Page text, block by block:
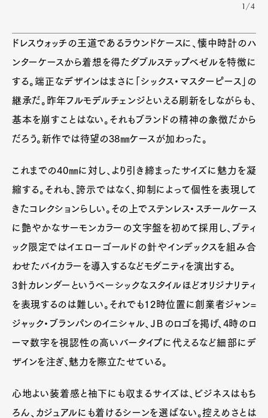
1/4
ドレスウォッチの王道であるラウンドケースに、懐中時計のハ
ンターケースから着想を得たダブルステップベゼルを特徴に
する。端正なデザインはまさに「シックス・マスターピース」の
継承だ。昨年フルモデルチェンジといえる刷新をしながらも、
基本を崩すことはない。それもブランドの精神の象徴だから
だろう。新作では待望の38㎜ケースが加わった。
これまでの40㎜に対し、より引き締まったサイズに魅力を凝
縮する。それも、誇示ではなく、抑制によって個性を表現して
きたコレクションらしい。その上でステンレス・スチールケース
に艶やかなサーモンカラーの文字盤を初めて採用し、ブティ
ック限定ではイエローゴールドの針やインデックスを組み合
わせたバイカラーを導入するなどモダニティを演出する。
3針カレンダーというベーシックなスタイルほどオリジナリティ
を表現するのは難しい。それでも12時位置に創業者ジャン=
ジャック・ブランパンのイニシャル、ＪＢのロゴを掲げ、4時のロ
ーマ数字を視認性の高いバータイプに代えるなど細部にデ
ザインを注ぎ、魅力を際立たせている。
心地よい装着感と袖下にも収まるサイズは、ビジネスはもち
ろん、カジュアルにも着けるシーンを選ばない。控えめさとは